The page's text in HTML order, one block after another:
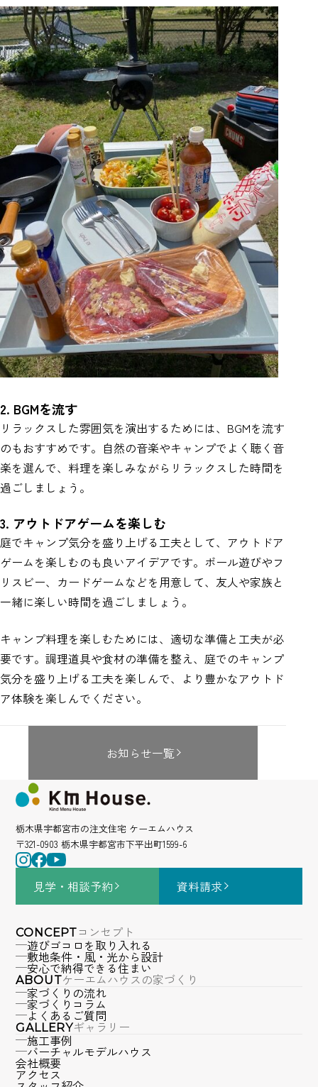
2. BGMを流す
リラックスした雰囲気を演出するためには、BGMを流す
のもおすすめです。自然の音楽やキャンプでよく聴く音
楽を選んで、料理を楽しみながらリラックスした時間を
過ごしましょう。
3. アウトドアゲームを楽しむ
庭でキャンプ気分を盛り上げる工夫として、アウトドア
ゲームを楽しむのも良いアイデアです。ボール遊びやフ
リスビー、カードゲームなどを用意して、友人や家族と
一緒に楽しい時間を過ごしましょう。
キャンプ料理を楽しむためには、適切な準備と工夫が必
要です。調理道具や食材の準備を整え、庭でのキャンプ
気分を盛り上げる工夫を楽しんで、より豊かなアウトド
ア体験を楽しんでください。
お知らせ一覧
栃木県宇都宮市の注文住宅 ケーエムハウス
〒321-0903 栃木県宇都宮市下平出町1599-6
見学・相談予約 資料請求
CONCEPTコンセプト
遊びゴコロを取り入れる
敷地条件・風・光から設計
安心で納得できる住まい
ABOUTケーエムハウスの家づくり
家づくりの流れ
家づくりコラム
よくあるご質問
GALLERYギャラリー
施工事例
バーチャルモデルハウス
会社概要
アクセス